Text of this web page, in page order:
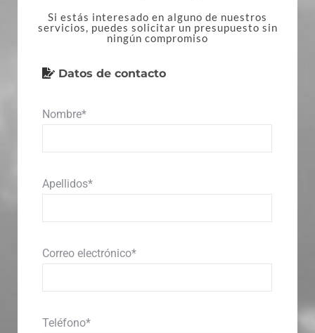
Si estás interesado en alguno de nuestros
servicios, puedes solicitar un presupuesto sin
ningún compromiso
Datos de contacto
Nombre*
Apellidos*
Correo electrónico*
Teléfono*